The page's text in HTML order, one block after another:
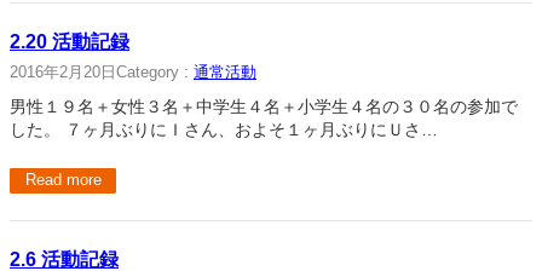
2.20 活動記録
2016年2月20日 Category : 通常活動
男性１９名＋女性３名＋中学生４名＋小学生４名の３０名の参加で
した。 ７ヶ月ぶりにＩさん、およそ１ヶ月ぶりにＵさ…
Read more
2.6 活動記録